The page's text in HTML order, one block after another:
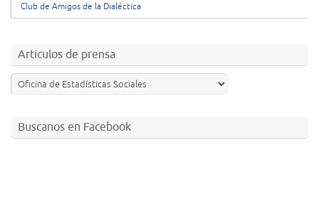
Club de Amigos de la Dialéctica
Artículos de prensa
Buscanos en Facebook